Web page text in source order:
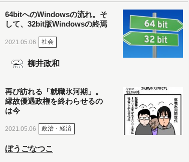
64bitへのWindowsの流れ。そ
して、32bit版Windowsの終焉
2021.05.06 社会
柳井政和
再び訪れる「就職氷河期」。
縁故優遇政権を終わらせるの
は今
2021.05.06 政治・経済
ぼうごなつこ